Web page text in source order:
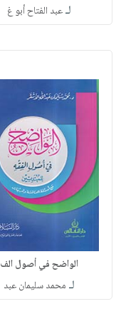
لـعبد الفتاح أبو غ
الواضح في أصول الف
لـ محمد سليمان عبد